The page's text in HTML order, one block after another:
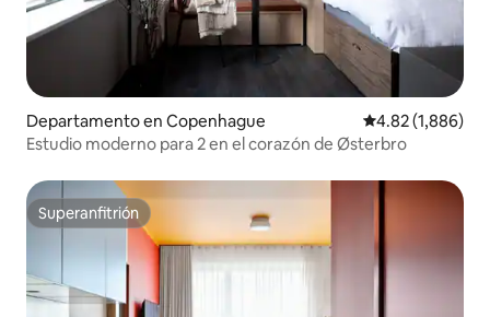
Departamento en Copenhague Calificación
4.82 (1,886)
Estudio moderno para 2 en el corazón de Østerbro
Superanfitrión
Superanfitrión